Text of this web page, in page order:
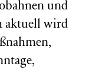
und
aktuell wird